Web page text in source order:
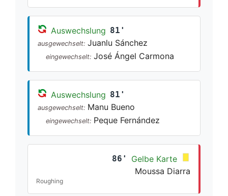
Auswechslung 81'
ausgewechselt: Juanlu Sánchez
eingewechselt: José Ángel Carmona
Auswechslung 81'
ausgewechselt: Manu Bueno
eingewechselt: Peque Fernández
86'
Gelbe Karte
Moussa Diarra
Roughing